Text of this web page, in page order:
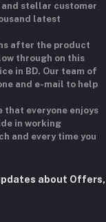
stellar customer
latest
after the product
through on this
in BD. Our team of
and e-mail to help
that everyone enjoys
in working
and every time you
about Offers,